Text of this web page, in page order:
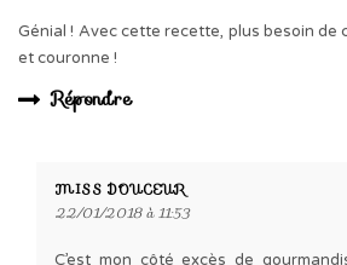
Génial ! Avec cette recette, plus besoin de
et couronne !
Répondre
MISS DOUCEUR
22/01/2018 à 11:53
C’est mon côté excès de